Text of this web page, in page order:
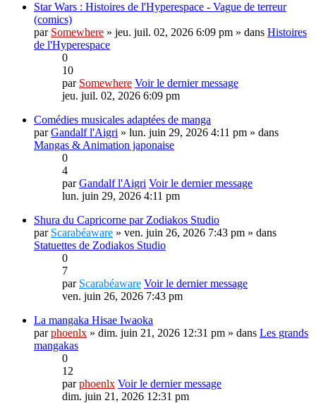
Star Wars : Histoires de l'Hyperespace - Vague de terreur
(comics)
par Somewhere » jeu. juil. 02, 2026 6:09 pm » dans Histoires
de l'Hyperespace
0
10
par Somewhere Voir le dernier message
jeu. juil. 02, 2026 6:09 pm
Comédies musicales adaptées de manga
parGandalf l'Aigri » lun. juin 29, 2026 4:11 pm » dans
Mangas & Animation japonaise
0
4
parGandalf l'Aigri Voir le dernier message
lun. juin 29, 2026 4:11 pm
Shura du Capricorne par Zodiakos Studio
par Scarabéaware » ven. juin 26, 2026 7:43 pm » dans
Statuettes de Zodiakos Studio
0
7
par Scarabéaware Voir le dernier message
ven. juin 26, 2026 7:43 pm
La mangaka Hisae Iwaoka
parphoenlx » dim. juin 21, 2026 12:31 pm » dans Les grands
mangakas
0
12
parphoenlx Voir le dernier message
dim. juin 21, 2026 12:31 pm